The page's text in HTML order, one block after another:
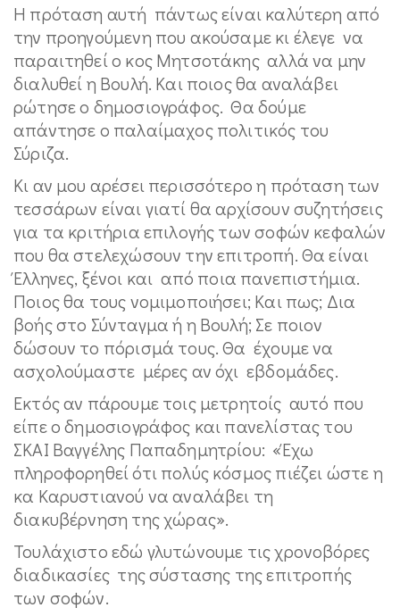
Η πρόταση αυτή πάντως είναι καλύτερη από
την προηγούμενη που ακούσαμε κι έλεγε να
παραιτηθεί ο κος Μητσοτάκης αλλά να μην
διαλυθεί η Βουλή. Και ποιος θα αναλάβει
ρώτησε ο δημοσιογράφος. Θα δούμε
απάντησε ο παλαίμαχος πολιτικός του
Σύριζα.
Κι αν μου αρέσει περισσότερο η πρόταση των
τεσσάρων είναι γιατί θα αρχίσουν συζητήσεις
για τα κριτήρια επιλογής των σοφών κεφαλών
που θα στελεχώσουν την επιτροπή. Θα είναι
Έλληνες, ξένοι και από ποια πανεπιστήμια.
Ποιος θα τους νομιμοποιήσει; Και πως; Δια
βοής στο Σύνταγμα ή η Βουλή; Σε ποιον
δώσουν το πόρισμά τους. Θα έχουμε να
ασχολούμαστε μέρες αν όχι εβδομάδες.
Εκτός αν πάρουμε τοις μετρητοίς αυτό που
είπε ο δημοσιογράφος και πανελίστας του
ΣΚΑΙ Βαγγέλης Παπαδημητρίου: «Έχω
πληροφορηθεί ότι πολύς κόσμος πιέζει ώστε η
κα Καρυστιανού να αναλάβει τη
διακυβέρνηση της χώρας».
Τουλάχιστο εδώ γλυτώνουμε τις χρονοβόρες
διαδικασίες της σύστασης της επιτροπής
των σοφών.